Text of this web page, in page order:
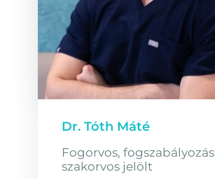
Dr. Tóth Máté
Fogorvos, fogszabályozás
szakorvos jelölt